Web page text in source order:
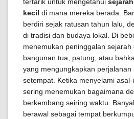
kecil di mana mereka berada.
berdiri sejak ratusan tahun lalu,
di tradisi dan budaya lokal. Di
menemukan peninggalan sejarah
bangunan tua, patung, atau
yang mengungkapkan
setempat. Ketika menyelami
sering menemukan bagaimana
berkembang seiring waktu.
berawal sebagai tempat